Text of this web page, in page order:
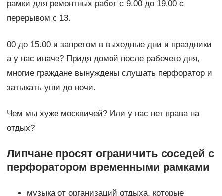
рамки для ремонтных работ с 9.00 до 19.00 с
перерывом с 13.
00 до 15.00 и запретом в выходные дни и праздники
а у нас иначе? Придя домой после рабочего дня,
многие граждане вынуждены слушать перфоратор и
затыкать уши до ночи.
Чем мы хуже москвичей? Или у нас нет права на
отдых?
Липчане просят ограничить соседей с
перфоратором временными рамками
музыка от организаций отдыха, которые